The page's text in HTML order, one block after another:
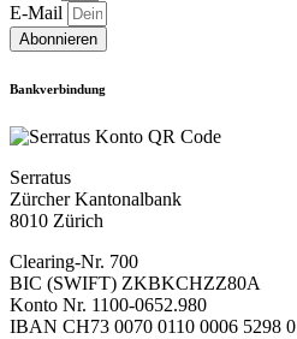
E-Mail
Abonnieren
Bankverbindung
Serratus
Zürcher Kantonalbank
8010 Zürich
Clearing-Nr. 700
BIC (SWIFT) ZKBKCHZZ80A
Konto Nr. 1100-0652.980
IBAN CH73 0070 0110 0006 5298 0